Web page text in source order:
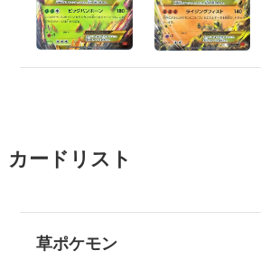
カードリスト
草ポケモン